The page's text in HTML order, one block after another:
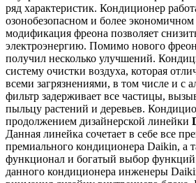
ряд характеристик. Кондиционер
озонобезопасном и более
модификация фреона позволяет
электроэнергию. Помимо нового
получил несколько улучшений.
систему очистки воздуха, которая
всеми загрязнениями, в том числе и с
фильтр задерживает все частицы,
пыльцу растений и деревьев.
продолжением дизайнерской линейки
Данная линейка сочетает в себе все
премиального кондиционера Daikin, а
функционал и богатый выбор
данного кондиционера инженеры